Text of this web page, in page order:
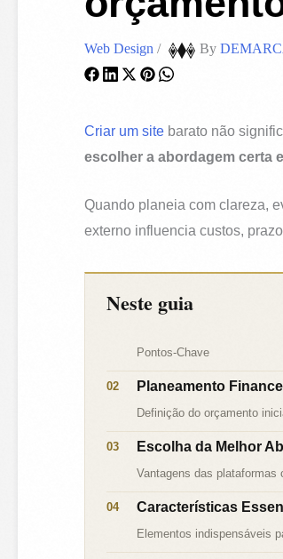
Web Design/ By
Criar um sitebarato não
escolher a abordagem certa
Quando planeia com clareza,
externo influencia custos,
Neste guia
Pontos-Chave
Planeamento
Definição do orçamento
Escolha da Melhor
Vantagens das plataformas
Características
Elementos indispensáveis